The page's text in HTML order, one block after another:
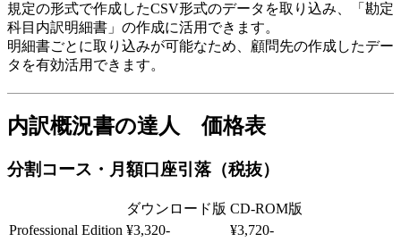
規定の形式で作成したCSV形式のデータを取り込み、「勘定
科目内訳明細書」の作成に活用できます。
明細書ごとに取り込みが可能なため、顧問先の作成したデー
タを有効活用できます。
内訳概況書の達人 価格表
分割コース・月額口座引落（税抜）
ダウンロード版 CD-ROM版
Professional Edition ¥3,320-
¥3,720-